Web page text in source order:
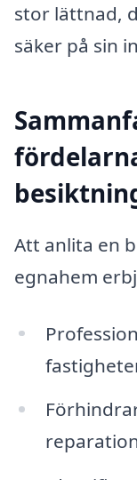
stor lättnad,
säker på sin
Att anlita en
egnahem